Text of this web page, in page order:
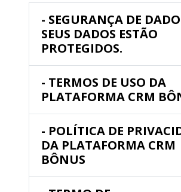
- SEGURANÇA DE
SEUS DADOS ESTÃO
PROTEGIDOS.
- TERMOS DE USO DA
PLATAFORMA CRM
- POLÍTICA DE
DA PLATAFORMA CRM
BÔNUS